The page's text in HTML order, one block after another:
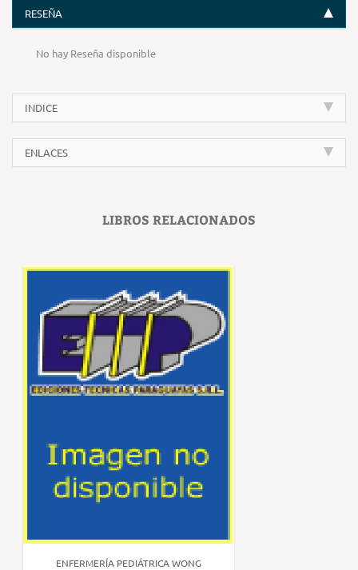
RESEÑA
No hay Reseña disponible
INDICE
ENLACES
LIBROS RELACIONADOS
ENFERMERÍA PEDIÁTRICA WONG